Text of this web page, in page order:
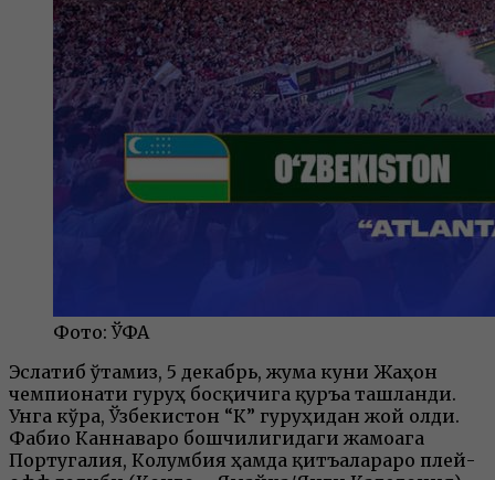
Фото: ЎФА
Эслатиб ўтамиз, 5 декабрь, жума куни Жаҳон
чемпионати гуруҳ босқичига қуръа ташланди.
Унга кўра, Ўзбекистон “К” гуруҳидан жой олди.
Фабио Каннаваро бошчилигидаги жамоага
Португалия, Колумбия ҳамда қитъалараро плей-